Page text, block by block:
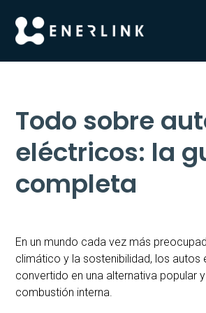
Todo sobre
eléctricos: la
completa
En un mundo cada vez más
climático y la sostenibilidad, los autos
convertido en una alternativa popular
combustión interna.